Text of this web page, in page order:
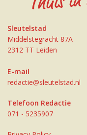
Sleutelstad
Middelstegracht 87A
2312 TT Leiden
E-mail
redactie@sleutelstad.nl
Telefoon Redactie
071 - 5235907